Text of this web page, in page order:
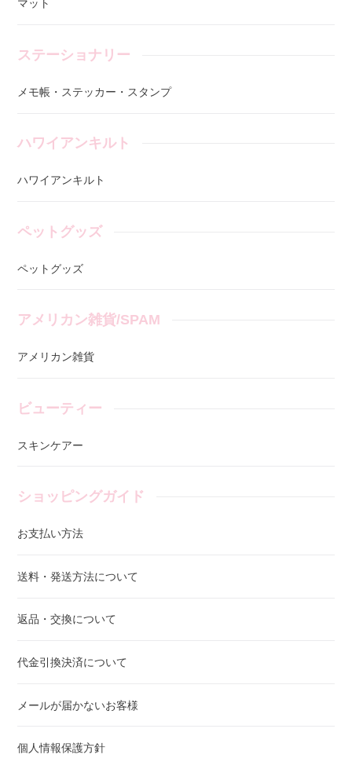
マット
ステーショナリー
メモ帳・ステッカー・スタンプ
ハワイアンキルト
ハワイアンキルト
ペットグッズ
ペットグッズ
アメリカン雑貨/SPAM
アメリカン雑貨
ビューティー
スキンケアー
ショッピングガイド
お支払い方法
送料・発送方法について
返品・交換について
代金引換決済について
メールが届かないお客様
個人情報保護方針